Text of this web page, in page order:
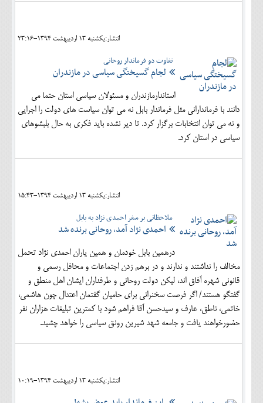
انتشار:يکشنبه 13 ارديبهشت 1394-23:16
تفاوت دو فرماندار روحانی
لجام گسیختگی سیاسی در مازندران
استاندارمازندران و مسئولان سیاسی استان حتما می
دانند با فرماندارانی مثل فرماندار بابل نه می توان سیاست های دولت را اجرایی
و نه می توان انتخابات برگزار کرد. تا دیر نشده باید فکری به حال بلبشوهای
سیاسی در استان کرد.
انتشار:يکشنبه 13 ارديبهشت 1394-15:43
ملاحظاتی بر سفر احمدی نژاد به بابل
احمدی نژاد آمد، روحانی برنده شد
درهمین بابل خودمان و همین یاران احمدی نژاد تحمل
مخالف را نداشتند و ندارند و در برهم زدن اجتماعات و محافل رسمی و
قانونی شهره آفاق اند، لیکن دولت روحانی و طرفداران ایشان اهل منطق و
گفتگو هستند/ اگر فرصت سخنرانی برای حامیان گفتمان اعتدال چون هاشمی،
خاتمی، ناطق، عارف و سیدحسن آقا فراهم شود با کمترین تبلیغات هزاران نفر
حضورخواهند یافت و جامعه شهد شیرین رونق سیاسی را خواهد چشید.
انتشار:يکشنبه 13 ارديبهشت 1394-10:19